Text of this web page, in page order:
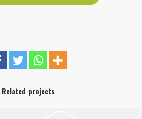
Related projects